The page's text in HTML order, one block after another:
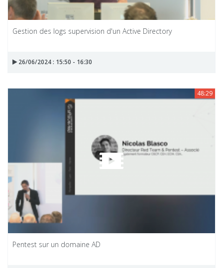
Gestion des logs supervision d'un Active Directory
26/06/2024 : 15:50 - 16:30
48:29
Pentest sur un domaine AD